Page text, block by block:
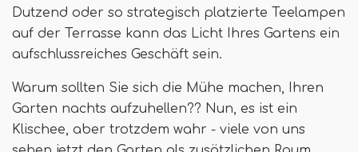
Dutzend oder so strategisch platzierte Teelampen
auf der Terrasse kann das Licht Ihres Gartens ein
aufschlussreiches Geschäft sein.
Warum sollten Sie sich die Mühe machen, Ihren
Garten nachts aufzuhellen?? Nun, es ist ein
Klischee, aber trotzdem wahr - viele von uns